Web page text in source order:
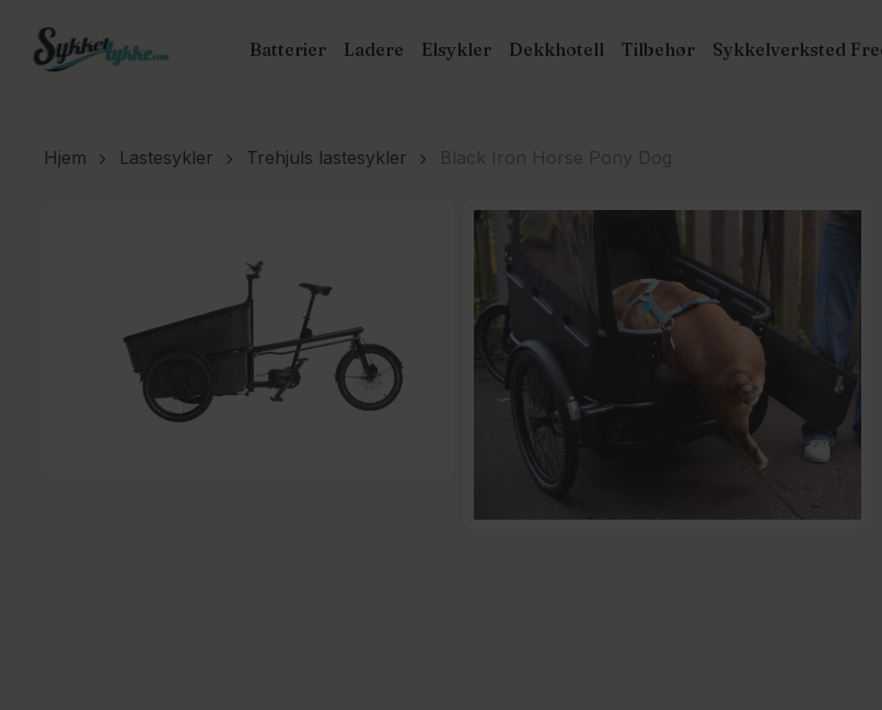
Hit enter to search or ESC to close
Batterier Ladere Elsykler Dekkhotell Tilbehør Sykkelverksted
Hjem Lastesykler Trehjuls lastesykler Black Iron Horse Pony Dog